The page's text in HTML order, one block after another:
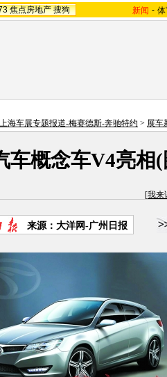
焦点房地产 搜狗 新闻 -
海车展专题报道-梅赛德斯-奔驰特约 > 展车
车概念车V4亮相
[我来
来源：大洋网-广州日报